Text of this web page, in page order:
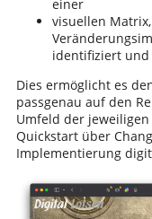
einer
visuellen
identifiziert
Dies ermöglicht es
passgenau auf den
Umfeld der
Quickstart über
Implementierung